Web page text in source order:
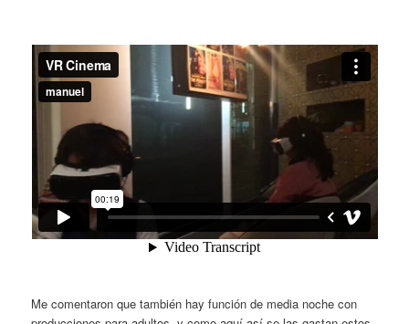
Me comentaron que también hay función de media noche con